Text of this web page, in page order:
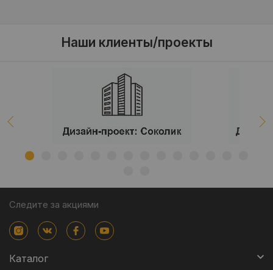
Наши клиенты/проекты
Следите за акциями
Каталог